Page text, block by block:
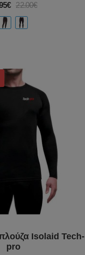
22.00€
Isolaid Tech-
pro